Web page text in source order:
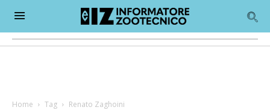
Home Tag Renato Zaghoini